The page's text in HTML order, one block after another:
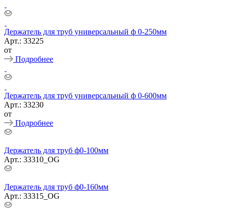
Держатель для труб универсальный ф 0-250мм
Арт.: 33225
от
Подробнее
Держатель для труб универсальный ф 0-600мм
Арт.: 33230
от
Подробнее
Держатель для труб ф0-100мм
Арт.: 33310_ОG
Держатель для труб ф0-160мм
Арт.: 33315_ОG